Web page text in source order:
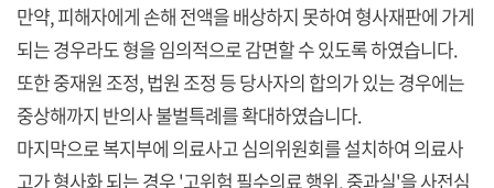
만약, 피해자에게 손해 전액을 배상하지 못하여 형사재판에 가게
되는 경우라도 형을 임의적으로 감면할 수 있도록 하였습니다.
또한 중재원 조정, 법원 조정 등 당사자의 합의가 있는 경우에는
중상해까지 반의사 불벌특례를 확대하였습니다.
마지막으로 복지부에 의료사고 심의위원회를 설치하여 의료사
고가 형사화 되는 경우 '고위험 필수의료 행위, 중과실'을 사전심